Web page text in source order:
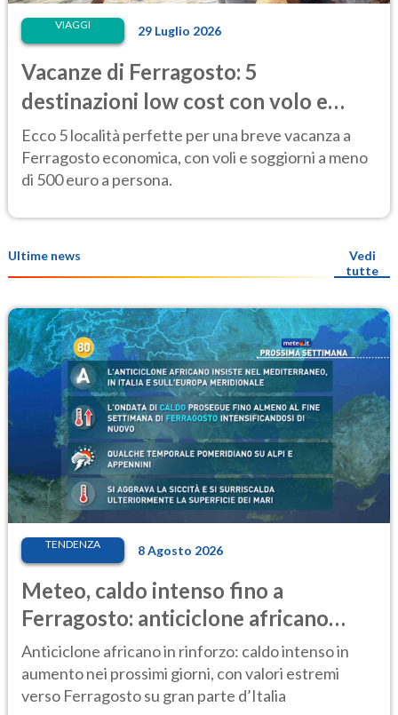
VIAGGI 29 Luglio 2026
Vacanze di Ferragosto: 5
destinazioni low cost con volo e
hotel sotto i 500 euro
Ecco 5 località perfette per una breve vacanza a
Ferragosto economica, con voli e soggiorni a meno
di 500 euro a persona.
Ultime news
Vedi
tutte
TENDENZA 8 Agosto 2026
Meteo, caldo intenso fino a
Ferragosto: anticiclone africano
ancora protagonista
Anticiclone africano in rinforzo: caldo intenso in
aumento nei prossimi giorni, con valori estremi
verso Ferragosto su gran parte d’Italia